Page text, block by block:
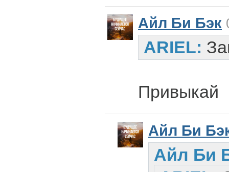
Айл Би Бэк
ARIEL:
Привыкай
Айл Би
Айл Би